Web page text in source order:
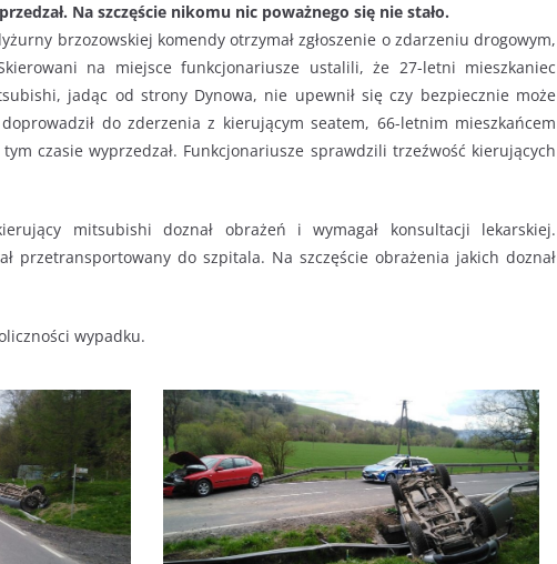
Na szczęście nikomu nic poważnego się nie stało.
brzozowskiej komendy otrzymał zgłoszenie o zdarzeniu drogowym,
na miejsce funkcjonariusze ustalili, że 27-letni mieszkaniec
jadąc od strony Dynowa, nie upewnił się czy bezpiecznie może
do zderzenia z kierującym seatem, 66-letnim mieszkańcem
czasie wyprzedzał. Funkcjonariusze sprawdzili trzeźwość kierujących
mitsubishi doznał obrażeń i wymagał konsultacji lekarskiej.
przetransportowany do szpitala. Na szczęście obrażenia jakich doznał
wypadku.